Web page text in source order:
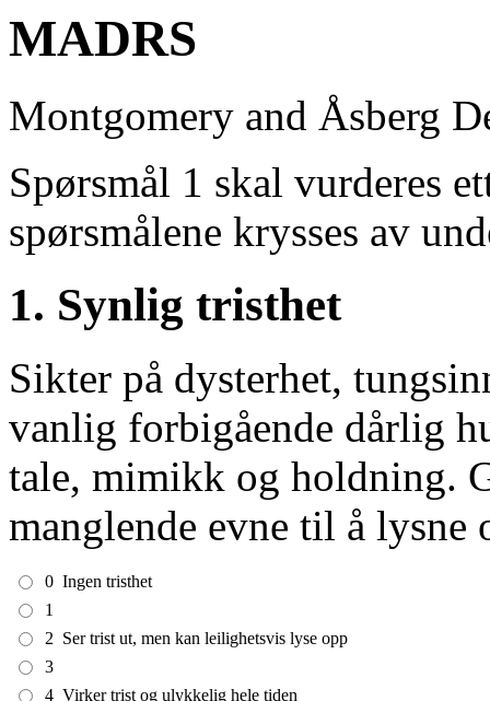
MADRS
Montgomery and Åsberg
Spørsmål 1 skal vurderes
spørsmålene krysses av
1. Synlig tristhet
Sikter på dysterhet,
vanlig forbigående dårlig
tale, mimikk og holdning.
manglende evne til å lysne
0 Ingen tristhet
1
2 Ser trist ut, men kan leilighetsvis lyse opp
3
4 Virker trist og ulykkelig hele tiden